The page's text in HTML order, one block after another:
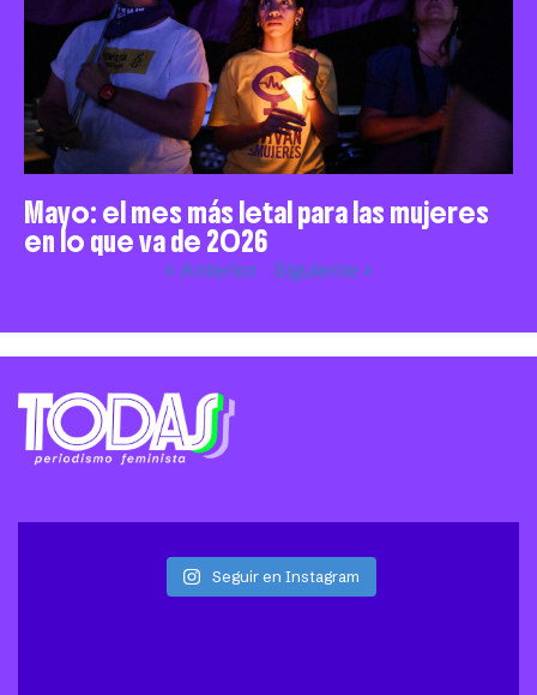
Mayo: el mes más letal para las mujeres
en lo que va de 2026
« Anterior Siguiente »
Seguir en Instagram